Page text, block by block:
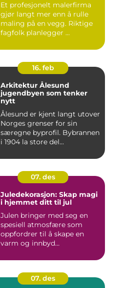
Et profesjonelt malerfirma
gjør langt mer enn å rulle
maling på en vegg. Riktige
fagfolk planlegger ...
16. feb
Arkitektur Ålesund
jugendbyen som tenker
nytt
Ålesund er kjent langt utover
Norges grenser for sin
særegne byprofil. Bybrannen
i 1904 la store del...
07. des
Juledekorasjon: Skap magi
i hjemmet ditt til jul
Julen bringer med seg en
spesiell atmosfære som
oppfordrer til å skape en
varm og innbyd...
07. des